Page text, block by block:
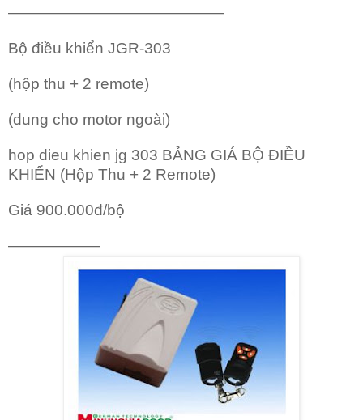
——————————————
Bộ điều khiển JGR-303
(hộp thu + 2 remote)
(dung cho motor ngoài)
hop dieu khien jg 303 BẢNG GIÁ BỘ ĐIỀU
KHIỂN (Hộp Thu + 2 Remote)
Giá 900.000đ/bộ
——————